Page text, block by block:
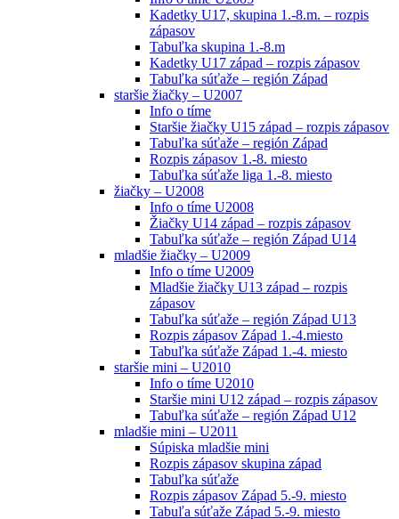
Kadetky U17, skupina 1.-8.m. – rozpis
zápasov
Tabuľka skupina 1.-8.m
Kadetky U17 západ – rozpis zápasov
Tabuľka súťaže – región Západ
staršie žiačky – U2007
Info o tíme
Staršie žiačky U15 západ – rozpis zápasov
Tabuľka súťaže – región Západ
Rozpis zápasov 1.-8. miesto
Tabuľka súťaže liga 1.-8. miesto
žiačky – U2008
Info o tíme U2008
Žiačky U14 západ – rozpis zápasov
Tabuľka súťaže – región Západ U14
mladšie žiačky – U2009
Info o tíme U2009
Mladšie žiačky U13 západ – rozpis
zápasov
Tabuľka súťaže – región Západ U13
Rozpis zápasov Západ 1.-4.miesto
Tabuľka súťaže Západ 1.-4. miesto
staršie mini – U2010
Info o tíme U2010
Staršie mini U12 západ – rozpis zápasov
Tabuľka súťaže – región Západ U12
mladšie mini – U2011
Súpiska mladšie mini
Rozpis zápasov skupina západ
Tabuľka súťaže
Rozpis zápasov Západ 5.-9. miesto
Tabuľa súťaže Západ 5.-9. miesto